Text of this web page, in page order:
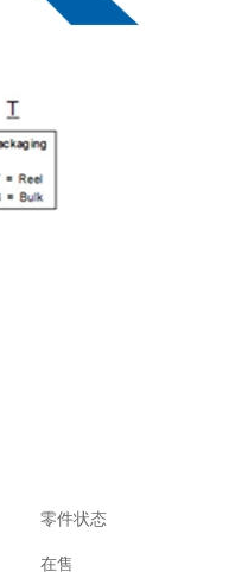
零件状态
在售